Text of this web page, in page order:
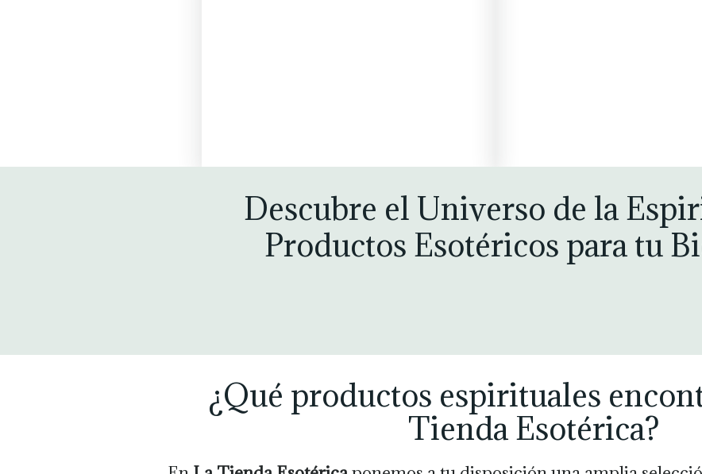
Descubre el Universo de la
Productos Esotéricos para tu
¿Qué productos espirituales
Tienda Esotérica?